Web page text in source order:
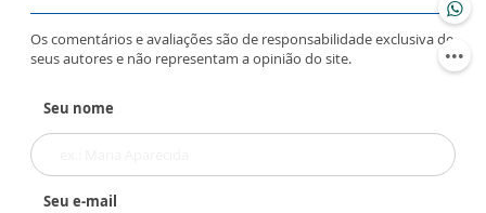
Os comentários e avaliações são de responsabilidade exclusiva de
seus autores e não representam a opinião do site.
Seu nome
Seu e-mail